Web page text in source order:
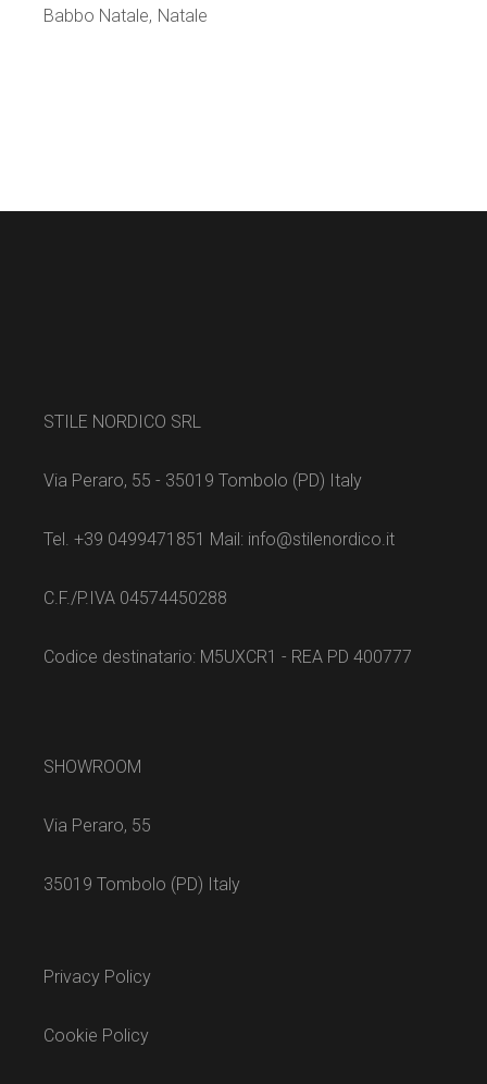
Babbo Natale Natale
STILE NORDICO SRL
Via Peraro, 55 - 35019 Tombolo (PD) Italy
Tel. +39 0499471851 Mail: info@stilenordico.it
C.F./P.IVA 04574450288
Codice destinatario: M5UXCR1 - REA PD 400777
SHOWROOM
Via Peraro, 55
35019 Tombolo (PD) Italy
Privacy Policy
Cookie Policy